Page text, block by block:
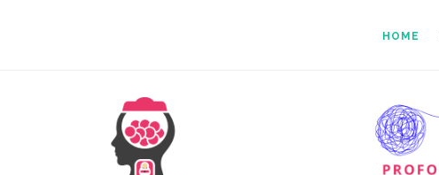
HOME